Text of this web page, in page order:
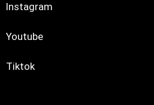
Instagram
Youtube
Tiktok